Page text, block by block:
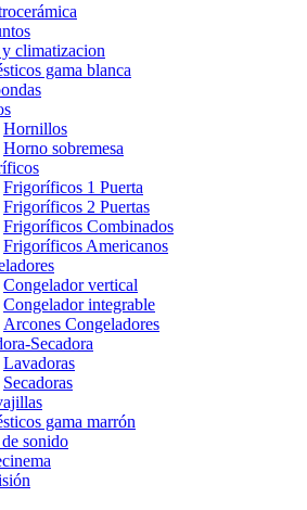
climatizacion
gama blanca
Hornillos
Horno sobremesa
Frigoríficos 1 Puerta
Frigoríficos 2 Puertas
Frigoríficos Combinados
Frigoríficos Americanos
Congelador vertical
Congelador integrable
Arcones Congeladores
Secadora
Lavadoras
Secadoras
gama marrón
sonido